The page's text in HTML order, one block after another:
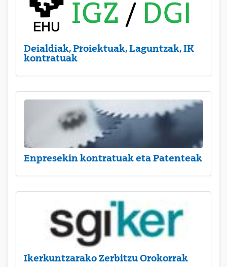
Deialdiak, Proiektuak, Laguntzak, IK
kontratuak
Enpresekin kontratuak eta Patenteak
Ikerkuntzarako Zerbitzu Orokorrak